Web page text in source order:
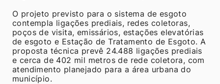
O projeto previsto para o sistema de esgoto
contempla ligações prediais, redes coletoras,
poços de visita, emissários, estações elevatórias
de esgoto e Estação de Tratamento de Esgoto. A
proposta técnica prevê 24.488 ligações prediais
e cerca de 402 mil metros de rede coletora, com
atendimento planejado para a área urbana do
município.